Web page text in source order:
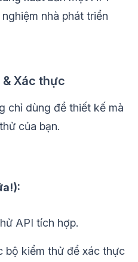
nhà phát triển
& Xác thực
chỉ dùng để thiết kế mà
của bạn.
API tích hợp.
bộ kiểm thử để xác thực